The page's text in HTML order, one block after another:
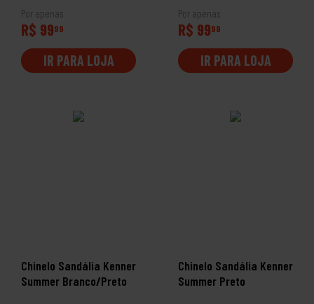
Por apenas
R$ 9999
IR PARA LOJA
Por apenas
R$ 9999
IR PARA LOJA
Chinelo Sandália Kenner
Summer Branco/Preto
Chinelo Sandália Kenner
Summer Preto